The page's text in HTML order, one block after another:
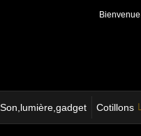
Bienvenue
Son,lumière,gadget Cotillons